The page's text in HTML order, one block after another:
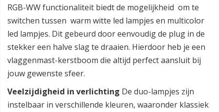
RGB-WW functionaliteit biedt de mogelijkheid om te
switchen tussen warm witte led lampjes en multicolor
led lampjes. Dit gebeurd door eenvoudig de plug in de
stekker een halve slag te draaien. Hierdoor heb je een
vlaggenmast-kerstboom die altijd perfect aansluit bij
jouw gewenste sfeer.
Veelzijdigheid in verlichting De duo-lampjes zijn
instelbaar in verschillende kleuren, waaronder klassiek